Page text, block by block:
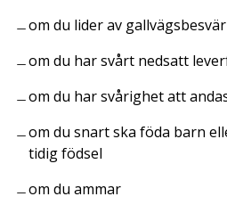
om du lider av gallvägsbesvär
om du har svårt nedsatt
om du har svårighet att
om du snart ska föda barn
tidig födsel
om du ammar